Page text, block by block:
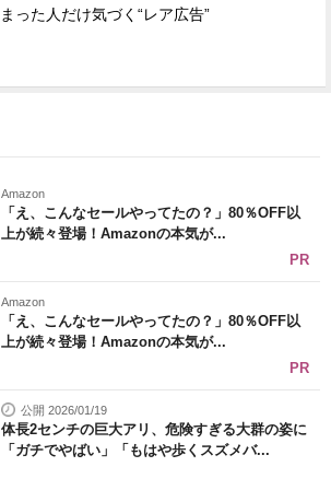
まった人だけ気づく“レア広告”
Amazon
「え、こんなセールやってたの？」80％OFF以
上が続々登場！Amazonの本気が...
PR
Amazon
「え、こんなセールやってたの？」80％OFF以
上が続々登場！Amazonの本気が...
PR
公開 2026/01/19
体長2センチの巨大アリ、危険すぎる大群の姿に
「ガチでやばい」「もはや歩くスズメバ...